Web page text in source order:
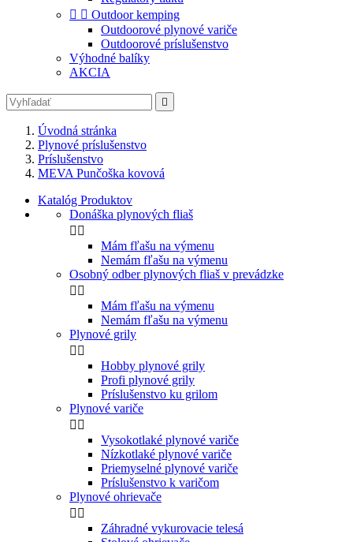
  Outdoor kemping
Outdoorové plynové variče
Outdoorové príslušenstvo
Výhodné balíky
AKCIA

Úvodná stránka
Plynové príslušenstvo
Príslušenstvo
MEVA Punčoška kovová
Katalóg Produktov
Donáška plynových fliaš
 
Mám fľašu na výmenu
Nemám fľašu na výmenu
Osobný odber plynových fliaš v prevádzke
 
Mám fľašu na výmenu
Nemám fľašu na výmenu
Plynové grily
 
Hobby plynové grily
Profi plynové grily
Príslušenstvo ku grilom
Plynové variče
 
Vysokotlaké plynové variče
Nízkotlaké plynové variče
Priemyselné plynové variče
Príslušenstvo k varičom
Plynové ohrievače
 
Záhradné vykurovacie telesá